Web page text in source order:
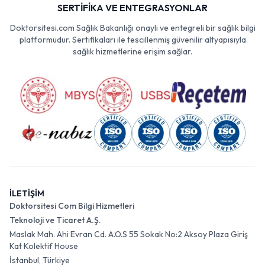
SERTİFİKA VE ENTEGRASYONLAR
Doktorsitesi.com Sağlık Bakanlığı onaylı ve entegreli bir sağlık bilgi
platformudur. Sertifikaları ile tescillenmiş güvenilir altyapısıyla
sağlık hizmetlerine erişim sağlar.
İLETİŞİM
Doktorsitesi Com Bilgi Hizmetleri
Teknoloji ve Ticaret A.Ş.
Maslak Mah. Ahi Evran Cd. A.O.S 55 Sokak No:2 Aksoy Plaza Giriş
Kat Kolektif House
İstanbul, Türkiye